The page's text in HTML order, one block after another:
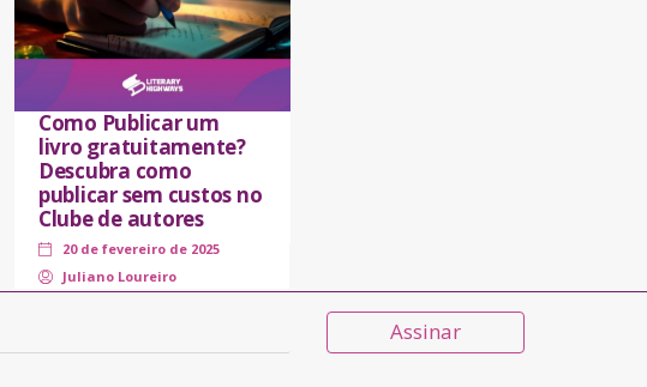
Como Publicar um
livro gratuitamente?
Descubra como
publicar sem custos no
Clube de autores
20 de fevereiro de 2025
Juliano Loureiro
Assinar